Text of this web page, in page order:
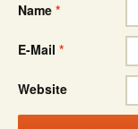
Name *
E-Mail *
Website